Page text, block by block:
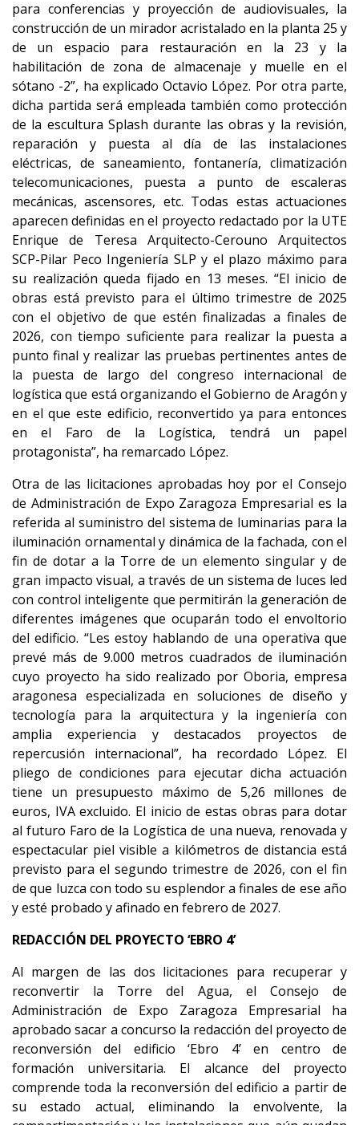
para conferencias y proyección de audiovisuales, la
construcción de un mirador acristalado en la planta 25 y
de un espacio para restauración en la 23 y la
habilitación de zona de almacenaje y muelle en el
sótano -2”, ha explicado Octavio López. Por otra parte,
dicha partida será empleada también como protección
de la escultura Splash durante las obras y la revisión,
reparación y puesta al día de las instalaciones
eléctricas, de saneamiento, fontanería, climatización
telecomunicaciones, puesta a punto de escaleras
mecánicas, ascensores, etc. Todas estas actuaciones
aparecen definidas en el proyecto redactado por la UTE
Enrique de Teresa Arquitecto-Cerouno Arquitectos
SCP-Pilar Peco Ingeniería SLP y el plazo máximo para
su realización queda fijado en 13 meses. “El inicio de
obras está previsto para el último trimestre de 2025
con el objetivo de que estén finalizadas a finales de
2026, con tiempo suficiente para realizar la puesta a
punto final y realizar las pruebas pertinentes antes de
la puesta de largo del congreso internacional de
logística que está organizando el Gobierno de Aragón y
en el que este edificio, reconvertido ya para entonces
en el Faro de la Logística, tendrá un papel
protagonista”, ha remarcado López.
Otra de las licitaciones aprobadas hoy por el Consejo
de Administración de Expo Zaragoza Empresarial es la
referida al suministro del sistema de luminarias para la
iluminación ornamental y dinámica de la fachada, con el
fin de dotar a la Torre de un elemento singular y de
gran impacto visual, a través de un sistema de luces led
con control inteligente que permitirán la generación de
diferentes imágenes que ocuparán todo el envoltorio
del edificio. “Les estoy hablando de una operativa que
prevé más de 9.000 metros cuadrados de iluminación
cuyo proyecto ha sido realizado por Oboria, empresa
aragonesa especializada en soluciones de diseño y
tecnología para la arquitectura y la ingeniería con
amplia experiencia y destacados proyectos de
repercusión internacional”, ha recordado López. El
pliego de condiciones para ejecutar dicha actuación
tiene un presupuesto máximo de 5,26 millones de
euros, IVA excluido. El inicio de estas obras para dotar
al futuro Faro de la Logística de una nueva, renovada y
espectacular piel visible a kilómetros de distancia está
previsto para el segundo trimestre de 2026, con el fin
de que luzca con todo su esplendor a finales de ese año
y esté probado y afinado en febrero de 2027.
REDACCIÓN DEL PROYECTO ‘EBRO 4’
Al margen de las dos licitaciones para recuperar y
reconvertir la Torre del Agua, el Consejo de
Administración de Expo Zaragoza Empresarial ha
aprobado sacar a concurso la redacción del proyecto de
reconversión del edificio ‘Ebro 4’ en centro de
formación universitaria. El alcance del proyecto
comprende toda la reconversión del edificio a partir de
su estado actual, eliminando la envolvente, la